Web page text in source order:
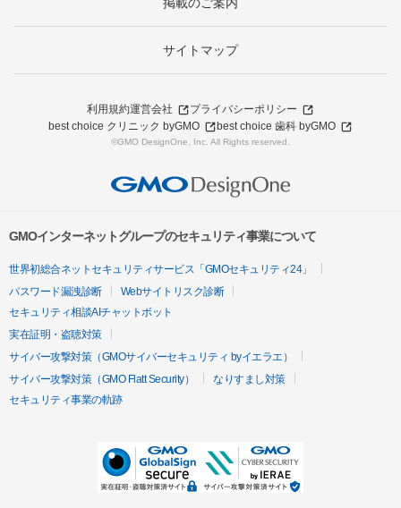
サイトマップ
利用規約運営会社
プライバシーポリシー
best choice クリニック byGMO
best choice 歯科 byGMO
©GMO DesignOne, Inc. All Rights reserved.
GMOインターネットグループのセキュリティ事業について
世界初総合ネットセキュリティサービス「GMOセキュリティ24」
パスワード漏洩診断
Webサイトリスク診断
セキュリティ相談AIチャットボット
実在証明・盗聴対策
サイバー攻撃対策（GMOサイバーセキュリティ byイエラエ）
サイバー攻撃対策（GMO Flatt Security）
なりすまし対策
セキュリティ事業の軌跡